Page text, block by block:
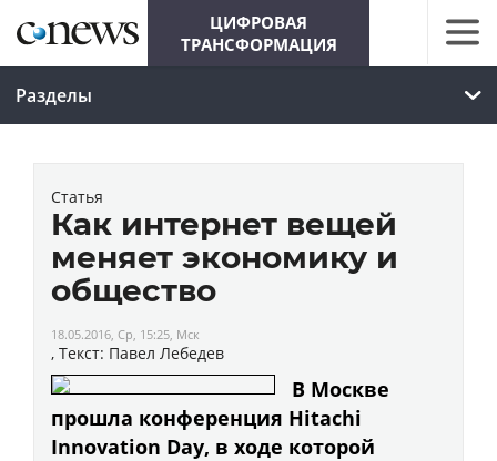
ЦИФРОВАЯ
ТРАНСФОРМАЦИЯ
Разделы
Статья
Как интернет вещей
меняет экономику и
общество
18.05.2016, Ср, 15:25, Мск
, Текст: Павел Лебедев
В Москве
прошла конференция Hitachi
Innovation Day, в ходе которой